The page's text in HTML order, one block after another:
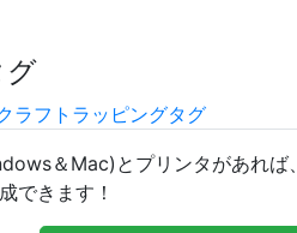
グ
＆Mac)とプリンタがあれば、
できます！